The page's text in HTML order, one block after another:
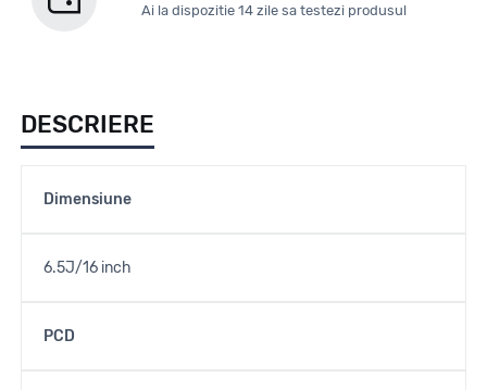
Ai la dispozitie 14 zile sa testezi produsul
DESCRIERE
Dimensiune
6.5J/16 inch
PCD